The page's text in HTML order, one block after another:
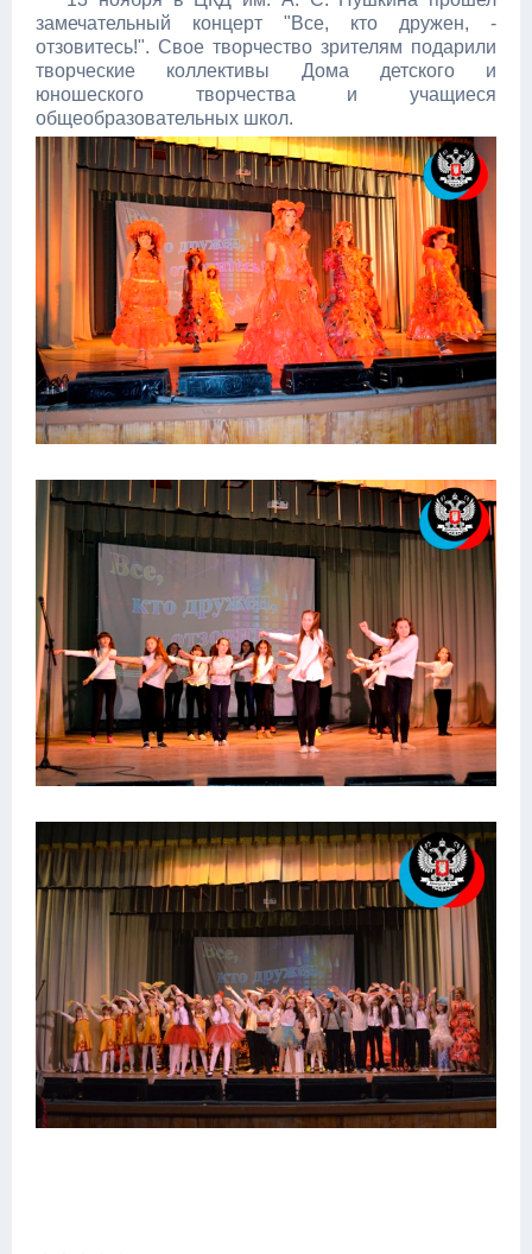
замечательный концерт "Все, кто дружен, -
отзовитесь!". Свое творчество зрителям подарили
творческие коллективы Дома детского и
юношеского творчества и учащиеся
общеобразовательных школ.